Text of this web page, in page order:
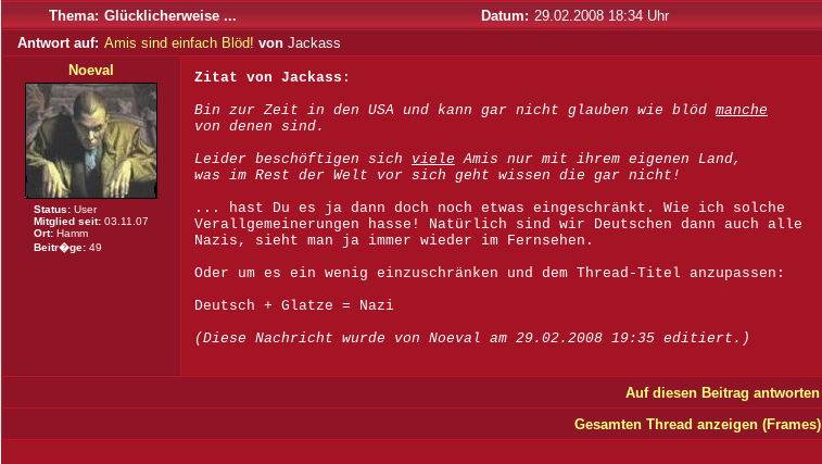
Thema: Glücklicherweise ... Datum: 29.02.2008 18:34 Uhr
Antwort auf: Amis sind einfach Blöd! von Jackass
Noeval
Status: User
Mitglied seit: 03.11.07
Ort: Hamm
Beitr�ge: 49
Zitat von Jackass :
Bin zur Zeit in den USA und kann gar nicht glauben wie blöd manche
von denen sind.
Leider beschöftigen sich viele Amis nur mit ihrem eigenen Land,
was im Rest der Welt vor sich geht wissen die gar nicht!
... hast Du es ja dann doch noch etwas eingeschränkt. Wie ich solche
Verallgemeinerungen hasse! Natürlich sind wir Deutschen dann auch alle
Nazis, sieht man ja immer wieder im Fernsehen.
Oder um es ein wenig einzuschränken und dem Thread-Titel anzupassen:
Deutsch + Glatze = Nazi
(Diese Nachricht wurde von Noeval am 29.02.2008 19:35 editiert.)
Auf diesen Beitrag antworten
Gesamten Thread anzeigen (Frames)